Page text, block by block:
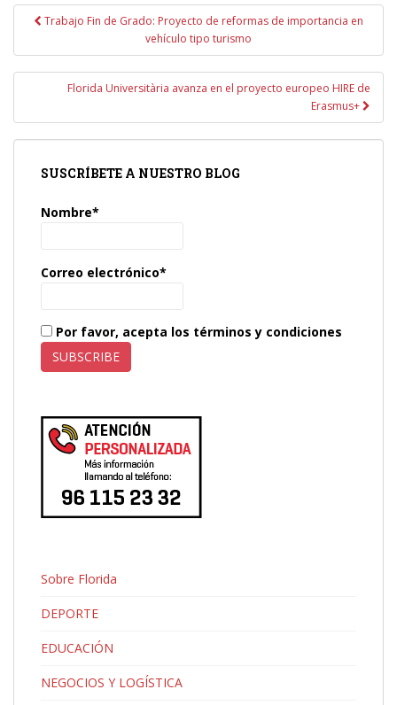
Navegación
entradas
Trabajo Fin de Grado: Proyecto de reformas de importancia en
vehículo tipo turismo
Florida Universitària avanza en el proyecto europeo HIRE de
Erasmus+
SUSCRÍBETE A NUESTRO BLOG
Nombre*
Correo electrónico*
Por favor, acepta los términos y condiciones
Sobre Florida
DEPORTE
EDUCACIÓN
NEGOCIOS Y LOGÍSTICA